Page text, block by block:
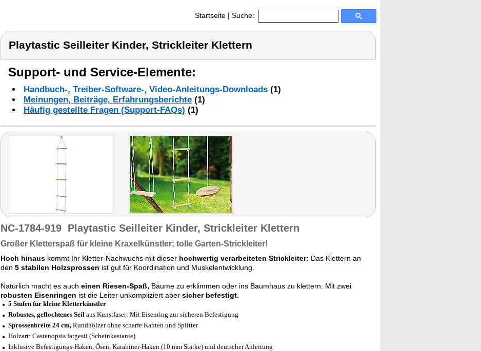
Startseite | Suche:
Playtastic Seilleiter Kinder, Strickleiter Klettern
Support- und Service-Elemente:
Handbuch-, Treiber-Software-, Video-Anleitungs-Downloads (1)
Meinungen, Beiträge, Erfahrungsberichte (1)
Häufig gestellte Fragen (Support-FAQs) (1)
NC-1784-919 Playtastic Seilleiter Kinder, Strickleiter Klettern
Großer Kletterspaß für kleine Kraxelkünstler: tolle Garten-Strickleiter!
Hoch hinaus kommt Ihr Kletter-Nachwuchs mit dieser hochwertig verarbeiteten Strickleiter: Das Klettern an
den 5 stabilen Holzsprossen ist gut für Koordination und Muskelentwicklung.
Natürlich macht es auch einen Riesen-Spaß, Bäume zu erklimmen oder ins Baumhaus zu klettern. Mit zwei
robusten Eisenringen ist die Leiter unkompliziert aber sicher befestigt.
5 Stufen für kleine Kletterkünstler
Robustes, geflochtenes Seil aus Kunstfaser: Mit Eisenring zur sicheren Befestigung
Sprossenbreite 24 cm, Rundhölzer ohne scharfe Kanten und Splitter
Holzart: Castanopsis fargesii (Scheinkastanie)
Inklusive Befestigungs-Haken, Ösen, Karabiner-Haken (10 mm Stärke) und deutscher Anleitung